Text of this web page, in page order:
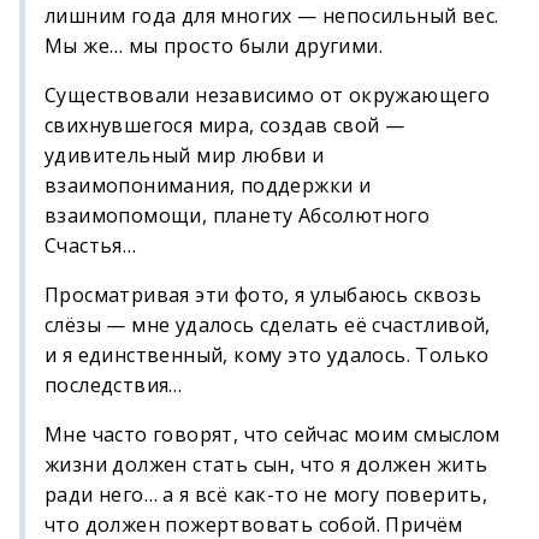
лишним года для многих — непосильный вес.
Мы же… мы просто были другими.
Существовали независимо от окружающего
свихнувшегося мира, создав свой —
удивительный мир любви и
взаимопонимания, поддержки и
взаимопомощи, планету Абсолютного
Счастья…
Просматривая эти фото, я улыбаюсь сквозь
слёзы — мне удалось сделать её счастливой,
и я единственный, кому это удалось. Только
последствия…
Мне часто говорят, что сейчас моим смыслом
жизни должен стать сын, что я должен жить
ради него… а я всё как-то не могу поверить,
что должен пожертвовать собой. Причём